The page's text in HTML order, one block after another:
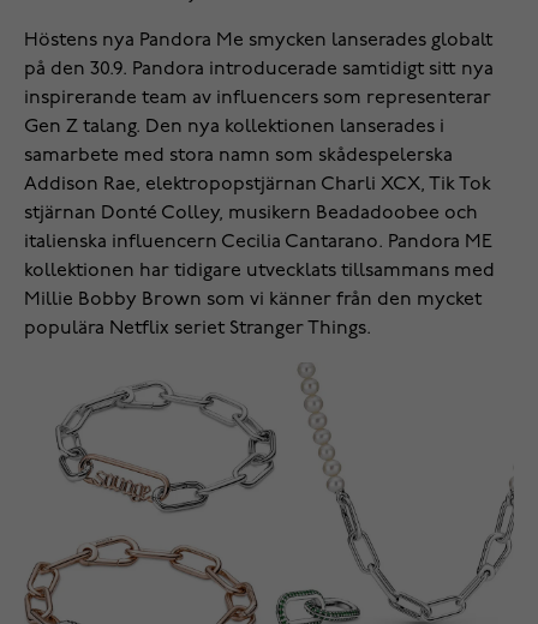
Höstens nya Pandora Me smycken lanserades globalt
på den 30.9. Pandora introducerade samtidigt sitt nya
inspirerande team av influencers som representerar
Gen Z talang. Den nya kollektionen lanserades i
samarbete med stora namn som skådespelerska
Addison Rae, elektropopstjärnan Charli XCX, Tik Tok
stjärnan Donté Colley, musikern Beadadoobee och
italienska influencern Cecilia Cantarano. Pandora ME
kollektionen har tidigare utvecklats tillsammans med
Millie Bobby Brown som vi känner från den mycket
populära Netflix seriet Stranger Things.